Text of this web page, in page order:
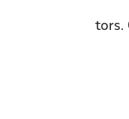
tors.